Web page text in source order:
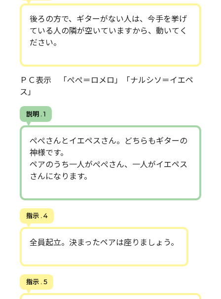
後ろの方で、ギターがない人は、今手を挙げ
ている人の隣が空いていますから、動いてく
ださい。
ＰＣ表示 「ぺぺ＝ロメロ」「ナルシソ＝イエペ
ス」
説明 . 1
ぺぺさんとイエペスさん。どちらもギターの
神様です。
ペアのうち一人がぺぺさん、一人がイエペス
さんになります。
指示 . 4
全員起立。決まったペアは座りましょう。
指示 . 5